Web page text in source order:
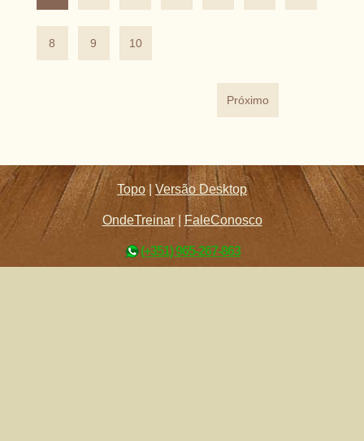
8 9 10
Próximo
Topo |Versão Desktop
OndeTreinar| FaleConosco
(+351) 965-267-863